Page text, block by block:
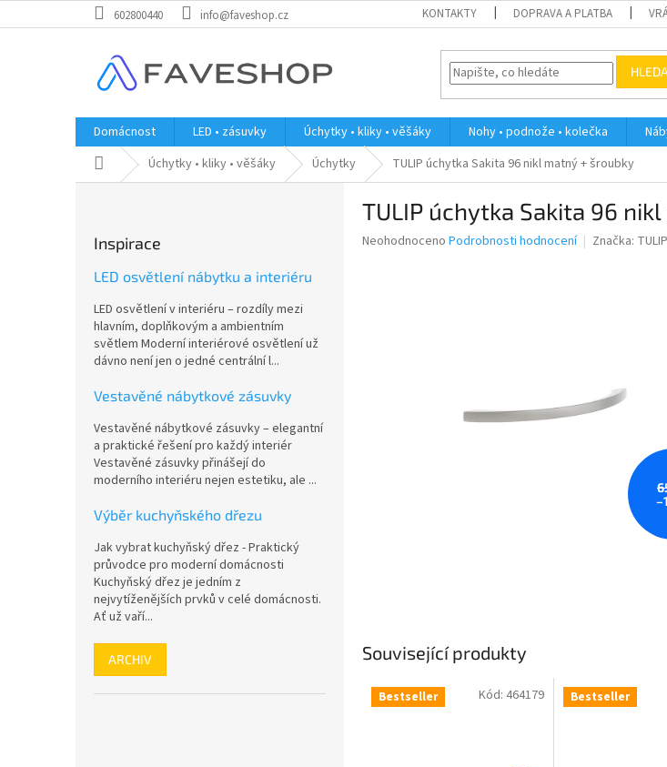
na
602800440 info@faveshop.cz KONTAKTY DOPRAVA A PLATBA
Domácnost LED • zásuvky Úchytky • kliky • věšáky Nohy • podnože • kolečka
Domů Úchytky • kliky • věšáky Úchytky TULIP úchytka Sakita 96 nikl matný + šroubky
Inspirace
LED osvětlení nábytku a interiéru
LED osvětlení v interiéru – rozdíly mezi
hlavním, doplňkovým a ambientním
světlem Moderní interiérové osvětlení už
dávno není jen o jedné centrální l...
Vestavěné nábytkové zásuvky
Vestavěné nábytkové zásuvky – elegantní
a praktické řešení pro každý interiér
Vestavěné zásuvky přinášejí do
moderního interiéru nejen estetiku, ale ...
Výběr kuchyňského dřezu
Jak vybrat kuchyňský dřez - Praktický
průvodce pro moderní domácnosti
Kuchyňský dřez je jedním z
nejvytíženějších prvků v celé domácnosti.
Ať už vaří...
ARCHIV
TULIP úchytka Sakita 96
Průměrné
Neohodnoceno Podrobnosti hodnocení Značka: TULIP
Související produkty
Bestseller Kód: 464179 Bestseller